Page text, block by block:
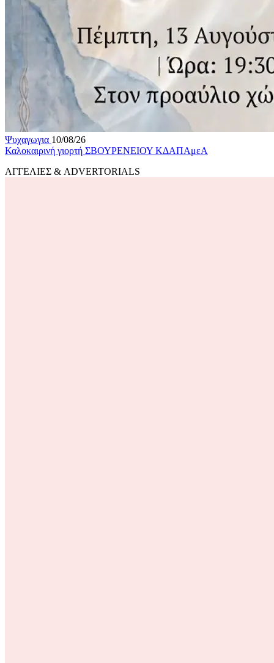
Ψυχαγωγια 10/08/26
Καλοκαιρινή γιορτή ΣΒΟΥΡΕΝΕΙΟΥ ΚΔΑΠΑμεΑ
ΑΓΓΕΛΙΕΣ & ADVERTORIALS